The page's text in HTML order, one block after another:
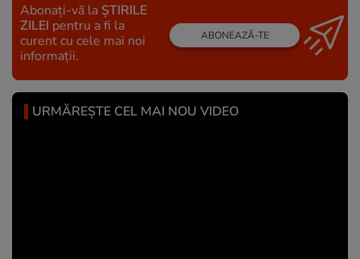
Abonați-vă la ȘTIRILE
ZILEI pentru a fi la
curent cu cele mai noi
informații.
ABONEAZĂ-TE
URMĂREȘTE CEL MAI NOU VIDEO